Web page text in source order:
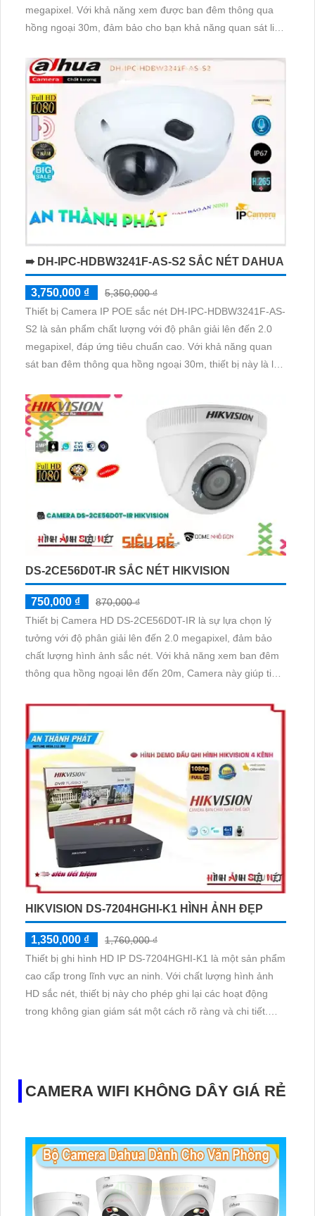
megapixel. Với khả năng xem được ban đêm thông qua
hồng ngoại 30m, đảm bảo cho bạn khả năng quan sát liên
truy cập dễ dàng mà không bị giảm chất lượng
➠ DH-IPC-HDBW3241F-AS-S2 SẮC NÉT DAHUA
3,750,000 ₫
5,350,000 ₫
Thiết bị Camera IP POE sắc nét DH-IPC-HDBW3241F-AS-
S2 là sản phẩm chất lượng với độ phân giải lên đến 2.0
megapixel, đáp ứng tiêu chuẩn cao. Với khả năng quan
sát ban đêm thông qua hồng ngoại 30m, thiết bị này là lựa
công nghệ IP POE, camera không bị giảm chất lượng
truyền tải dữ liệu
DS-2CE56D0T-IR SẮC NÉT HIKVISION
750,000 ₫
870,000 ₫
Thiết bị Camera HD DS-2CE56D0T-IR là sự lựa chọn lý
tưởng với độ phân giải lên đến 2.0 megapixel, đảm bảo
chất lượng hình ảnh sắc nét. Với khả năng xem ban đêm
thông qua hồng ngoại lên đến 20m, Camera này giúp tiết
Được trang bị công nghệ AHD, CVI, TVI, BCS giúp đảm
HIKVISION DS-7204HGHI-K1 HÌNH ẢNH ĐẸP
1,350,000 ₫
1,760,000 ₫
Thiết bị ghi hình HD IP DS-7204HGHI-K1 là một sản phẩm
cao cấp trong lĩnh vực an ninh. Với chất lượng hình ảnh
HD sắc nét, thiết bị này cho phép ghi lại các hoạt động
trong không gian giám sát một cách rõ ràng và chi tiết.
CAMERA WIFI KHÔNG DÂY GIÁ RẺ